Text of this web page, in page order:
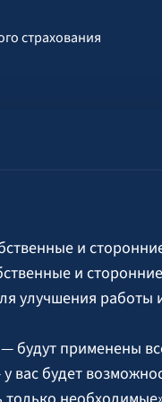
и
и
улучшения работы
будут применены
вас будет
страхования
LV-1013, Латвия.